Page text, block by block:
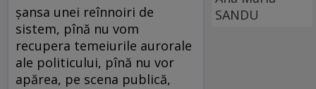
şansa unei reînnoiri de
sistem, pînă nu vom
recupera temeiurile aurorale
ale politicului, pînă nu vor
apărea, pe scena publică,
SANDU